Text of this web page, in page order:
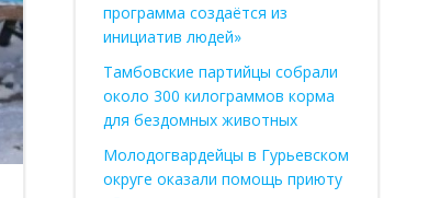
программа создаётся из
инициатив людей»
Тамбовские партийцы собрали
около 300 килограммов корма
для бездомных животных
Молодогвардейцы в Гурьевском
округе оказали помощь приюту